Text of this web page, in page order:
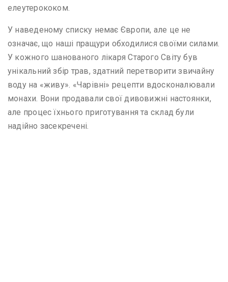
елеутерококом.
У наведеному списку немає Європи, але це не
означає, що наші пращури обходилися своїми силами.
У кожного шанованого лікаря Старого Світу був
унікальний збір трав, здатний перетворити звичайну
воду на «живу». «Чарівні» рецепти вдосконалювали
монахи. Вони продавали свої дивовижні настоянки,
але процес їхнього приготування та склад були
надійно засекречені.